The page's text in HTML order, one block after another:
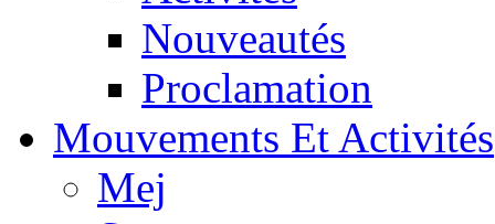
Nouveautés
Proclamation
Mouvements Et Activités
Mej